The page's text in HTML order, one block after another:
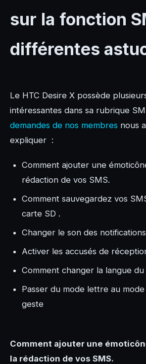
sur la fonction
différentes
Le HTC Desire X possède
intéressantes dans sa rubrique
demandes de nos membres nous
expliquer :
Comment ajouter une
rédaction de vos SMS.
Comment sauvegardez vos
carte SD .
Changer le son des
Activer les accusés de
Comment changer la langue
Passer du mode lettre au
geste
Comment ajouter une
la rédaction de vos SMS.